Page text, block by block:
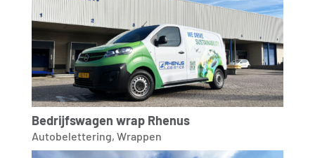
Bedrijfswagen wrap Rhenus
Autobelettering, Wrappen